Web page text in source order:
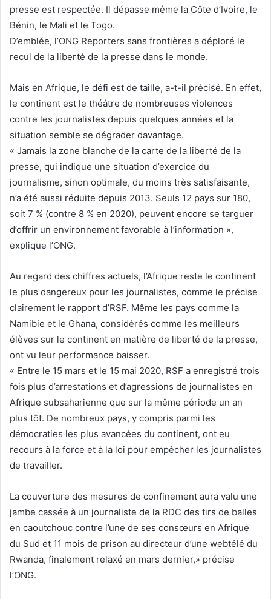
i
e
presse est respectée. Il dépasse même la Côte d’Ivoire, le
Bénin, le Mali et le Togo.
D’emblée, l’ONG Reporters sans frontières a déploré le
recul de la liberté de la presse dans le monde.
Mais en Afrique, le défi est de taille, a-t-il précisé. En effet,
le continent est le théâtre de nombreuses violences
contre les journalistes depuis quelques années et la
situation semble se dégrader davantage.
« Jamais la zone blanche de la carte de la liberté de la
presse, qui indique une situation d’exercice du
journalisme, sinon optimale, du moins très satisfaisante,
n’a été aussi réduite depuis 2013. Seuls 12 pays sur 180,
soit 7 % (contre 8 % en 2020), peuvent encore se targuer
d’offrir un environnement favorable à l’information »,
explique l’ONG.
Au regard des chiffres actuels, l’Afrique reste le continent
le plus dangereux pour les journalistes, comme le précise
clairement le rapport d’RSF. Même les pays comme la
Namibie et le Ghana, considérés comme les meilleurs
élèves sur le continent en matière de liberté de la presse,
ont vu leur performance baisser.
« Entre le 15 mars et le 15 mai 2020, RSF a enregistré trois
fois plus d’arrestations et d’agressions de journalistes en
Afrique subsaharienne que sur la même période un an
plus tôt. De nombreux pays, y compris parmi les
démocraties les plus avancées du continent, ont eu
recours à la force et à la loi pour empêcher les journalistes
de travailler.
La couverture des mesures de confinement aura valu une
jambe cassée à un journaliste de la RDC des tirs de balles
en caoutchouc contre l’une de ses consœurs en Afrique
du Sud et 11 mois de prison au directeur d’une webtélé du
Rwanda, finalement relaxé en mars dernier,» précise
l’ONG.